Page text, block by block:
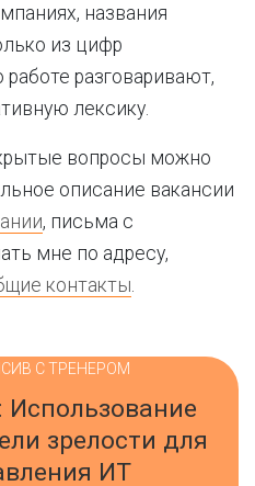
названия
из цифр
работе разговаривают,
лексику.
вопросы можно
описание вакансии
, письма с
мне по адресу,
контакты
С ТРЕНЕРОМ
Использование
зрелости для
ИТ